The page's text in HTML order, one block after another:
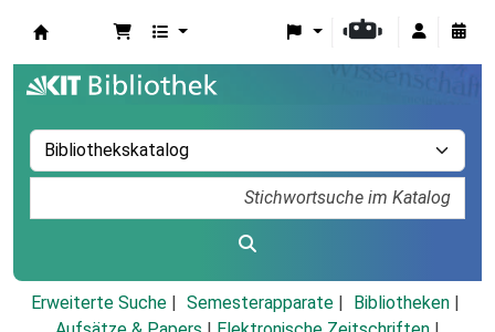
Erweiterte Suche Semesterapparate
Bibliotheken